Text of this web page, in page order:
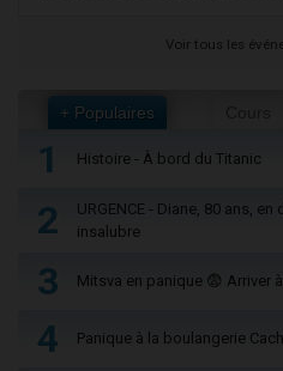
Voir tous les
+ Populaires
1 Histoire - À bord du Titanic
2
URGENCE - Diane, 80 ans,
insalubre
3 Mitsva en panique 😨 Arriver
4 Panique à la boulangerie